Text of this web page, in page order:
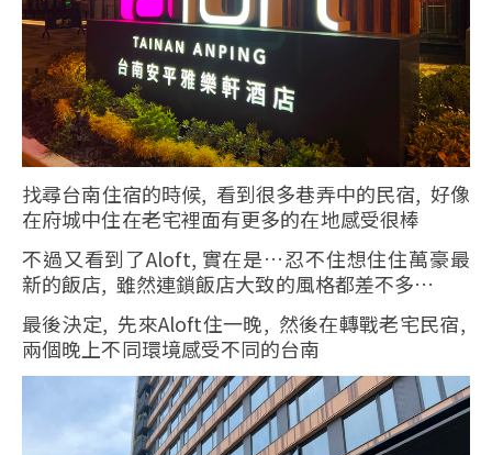
找尋台南住宿的時候, 看到很多巷弄中的民宿, 好像
在府城中住在老宅裡面有更多的在地感受很棒
不過又看到了Aloft, 實在是…忍不住想住住萬豪最
新的飯店, 雖然連鎖飯店大致的風格都差不多…
最後決定, 先來Aloft住一晚, 然後在轉戰老宅民宿,
兩個晚上不同環境感受不同的台南